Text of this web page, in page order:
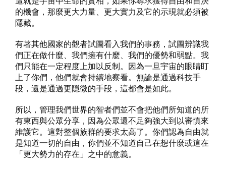
的機會，那麼更大力量、更大實力及它的示現就必須被
隱藏。
有著其他國家的觀者試圖看入我們的事務，試圖辨識我
們正在做什麼、我們擁有什麼、我們的優勢和弱點。我
們只能在一定程度上加以反制。因為一旦宇宙的眼睛盯
上了你們，他們就會持續地察看。無論是通過科技手
段，還是通過更隱微的手段，這都會是如此。
所以，管理我們世界的智者們並不會把他們所知道的所
有東西與公眾分享，因為公眾還不足夠強大到以審慎來
維護它。這對整個族群的要求太高了。你們認為自由就
是知道一切的自由，你們並不知道自己在想什麼或這在
「更大勢力的存在」之中的意義。